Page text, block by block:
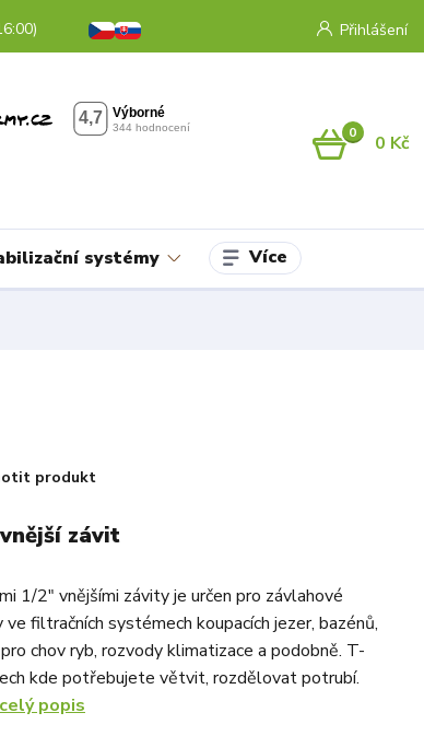
Přihlášení
0 0 Kč
systémy Více
produkt
závit
1/2" vnějšími závity je určen pro závlahové
filtračních systémech koupacích jezer, bazénů,
chov ryb, rozvody klimatizace a podobně. T-
kde potřebujete větvit, rozdělovat potrubí.
celý popis